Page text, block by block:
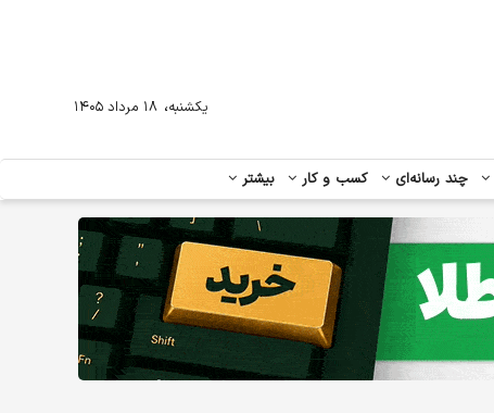
چند رسانه‌ای کسب و کار بیشتر
یکشنبه، ۱۸ مرداد ۱۴۰۵